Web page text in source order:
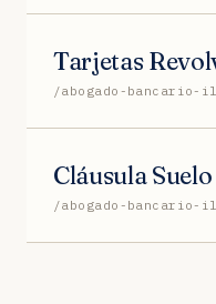
Tarjetas
/abogado-
Cláusula
/abogado-